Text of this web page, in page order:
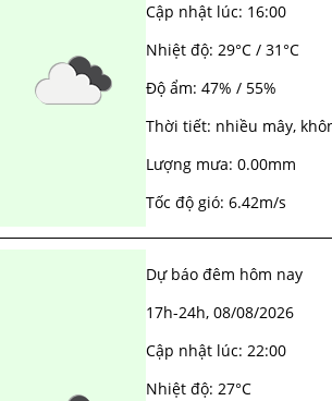
NGHỆ AN
HẢI PHÒNG
Cập nhật lúc: 16:00
Nhiệt độ:29°C / 31°C
Độ ẩm:47% / 55%
Thời tiết: nhiều mây,
Lượng mưa:0.00mm
Tốc độ gió:6.42m/s
Dự báo đêm hôm nay
17h-24h,08/08/2026
Cập nhật lúc:22:00
Nhiệt độ:27°C